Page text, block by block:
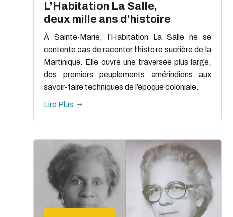
L’Habitation La Salle,
deux mille ans d’histoire
À Sainte-Marie, l’Habitation La Salle ne se
contente pas de raconter l’histoire sucrière de la
Martinique. Elle ouvre une traversée plus large,
des premiers peuplements amérindiens aux
savoir-faire techniques de l’époque coloniale.
Lire Plus